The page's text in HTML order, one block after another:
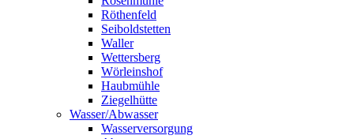
Röthenfeld
Seiboldstetten
Waller
Wettersberg
Wörleinshof
Haubmühle
Ziegelhütte
Wasser/Abwasser
Wasserversorgung